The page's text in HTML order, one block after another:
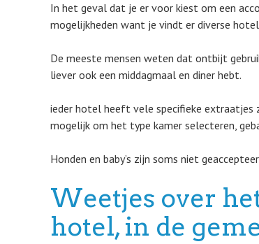
In het geval dat je er voor kiest om een
mogelijkheden want je vindt er diverse
De meeste mensen weten dat ontbijt
liever ook een middagmaal en diner hebt.
ieder hotel heeft vele specifieke extraatjes
mogelijk om het type kamer selecteren,
Honden en baby’s zijn soms niet
Weetjes over
hotel, in de